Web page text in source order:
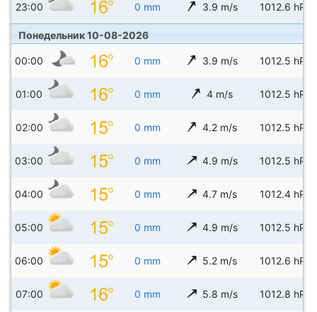
23:00 0 mm 3.9 m/s 1012.6 hPa
Понедельник 10-08-2026
00:00 0 mm 3.9 m/s 1012.5 hPa
01:00 0 mm 4 m/s 1012.5 hPa
02:00 0 mm 4.2 m/s 1012.5 hPa
03:00 0 mm 4.9 m/s 1012.5 hPa
04:00 0 mm 4.7 m/s 1012.4 hPa
05:00 0 mm 4.9 m/s 1012.5 hPa
06:00 0 mm 5.2 m/s 1012.6 hPa
07:00 0 mm 5.8 m/s 1012.8 hPa